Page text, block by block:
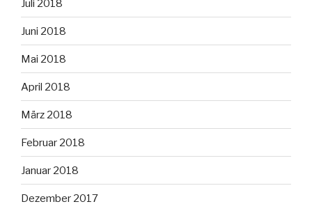
Juli 2018
Juni 2018
Mai 2018
April 2018
März 2018
Februar 2018
Januar 2018
Dezember 2017